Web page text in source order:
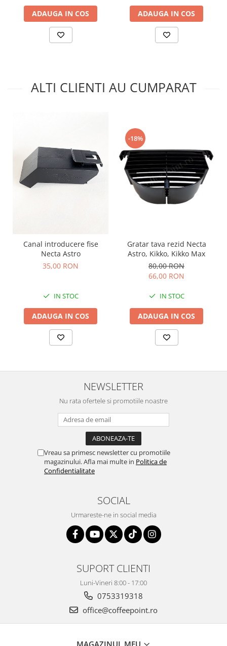
ADAUGA IN COS ADAUGA IN COS
ALTI CLIENTI AU CUMPARAT
Canal introducere fise
Necta Astro
35,00 RON
IN STOC
ADAUGA IN COS
-18%
Gratar tava rezid Necta
Astro, Kikko, Kikko Max
80,00 RON
66,00 RON
IN STOC
ADAUGA IN COS
NEWSLETTER
Nu rata ofertele si promotiile noastre
Vreau sa primesc newsletter cu promotiile
magazinului. Afla mai multe in Politica de
Confidentialitate
SOCIAL
Urmareste-ne in social media
SUPORT CLIENTI
Luni-Vineri 8:00 - 17:00
0753319318
office@coffeepoint.ro